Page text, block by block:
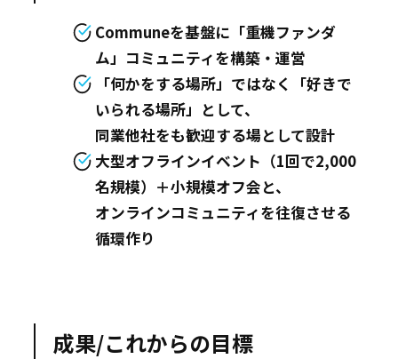
Communeを基盤に「重機ファンダ
ム」コミュニティを構築・運営
「何かをする場所」ではなく「好きで
いられる場所」として、
同業他社をも歓迎する場として設計
大型オフラインイベント（1回で2,000
名規模）＋小規模オフ会と、
オンラインコミュニティを往復させる
循環作り
成果/これからの目標